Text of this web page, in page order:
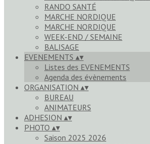
RANDO SANTÉ
MARCHE NORDIQUE
MARCHE NORDIQUE
WEEK-END / SEMAINE
BALISAGE
EVENEMENTS ▴▾
Listes des EVENEMENTS
Agenda des évènements
ORGANISATION ▴▾
BUREAU
ANIMATEURS
ADHESION ▴▾
PHOTO ▴▾
Saison 2025 2026